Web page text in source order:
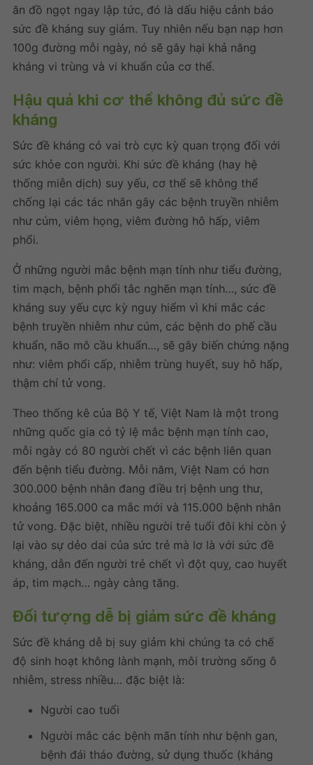
ăn đồ ngọt ngay lập tức, đó là dấu hiệu cảnh báo
sức đề kháng suy giảm. Tuy nhiên nếu bạn nạp hơn
100g đường mỗi ngày, nó sẽ gây hại khả năng
kháng vi trùng và vi khuẩn của cơ thể.
Hậu quả khi cơ thể không đủ sức đề
kháng
Sức đề kháng có vai trò cực kỳ quan trọng đối với
sức khỏe con người. Khi sức đề kháng (hay hệ
thống miễn dịch) suy yếu, cơ thể sẽ không thể
chống lại các tác nhân gây các bệnh truyền nhiễm
như cúm, viêm họng, viêm đường hô hấp, viêm
phổi.
Ở những người mắc bệnh mạn tính như tiểu đường,
tim mạch, bệnh phổi tắc nghẽn mạn tính…, sức đề
kháng suy yếu cực kỳ nguy hiểm vì khi mắc các
bệnh truyền nhiễm như cúm, các bệnh do phế cầu
khuẩn, não mô cầu khuẩn…, sẽ gây biến chứng nặng
như: viêm phổi cấp, nhiễm trùng huyết, suy hô hấp,
thậm chí tử vong.
Theo thống kê của Bộ Y tế, Việt Nam là một trong
những quốc gia có tỷ lệ mắc bệnh mạn tính cao,
mỗi ngày có 80 người chết vì các bệnh liên quan
đến bệnh tiểu đường. Mỗi năm, Việt Nam có hơn
300.000 bệnh nhân đang điều trị bệnh ung thư,
khoảng 165.000 ca mắc mới và 115.000 bệnh nhân
tử vong. Đặc biệt, nhiều người trẻ tuổi đôi khi còn ỷ
lại vào sự dẻo dai của sức trẻ mà lơ là với sức đề
kháng, dẫn đến người trẻ chết vì đột quỵ, cao huyết
áp, tim mạch… ngày càng tăng.
Đối tượng dễ bị giảm sức đề kháng
Sức đề kháng dễ bị suy giảm khi chúng ta có chế
độ sinh hoạt không lành mạnh, môi trường sống ô
nhiễm, stress nhiều… đặc biệt là:
Người cao tuổi
Người mắc các bệnh mãn tính như bệnh gan,
bệnh đái tháo đường, sử dụng thuốc (kháng